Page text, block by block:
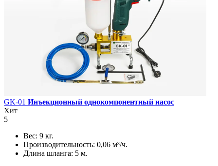
GK-01 Инъекционный однокомпонентный насос
Хит
5
Вес: 9 кг.
Производительность: 0,06 м³/ч.
Длина шланга: 5 м.